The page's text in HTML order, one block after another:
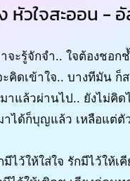
หัวใจสะออน -
จะรู้จักจำ.. ใจต้องชอก
ะคิดเข้าใจ.. บางทีมัน ก็
าแล้วผ่านไป.. ยังไม่คิด
าได้ก็บุญแล้ว เหลือแต่ตั
มีไว้ให้ใส่ใจ รักมีไว้ให้เคี